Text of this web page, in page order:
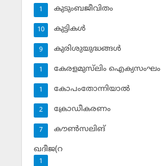
കുടുംബജീവിതം
1
കുട്ടികള്‍
10
കുരിശുയുദ്ധങ്ങള്‍
9
കേരളമുസ്‌ലിം ഐക്യസംഘം
1
കോപംതോന്നിയാല്‍
1
ക്രോഡീകരണം
2
കൗണ്‍സലിങ്‌
7
ഖദീജ(റ
1